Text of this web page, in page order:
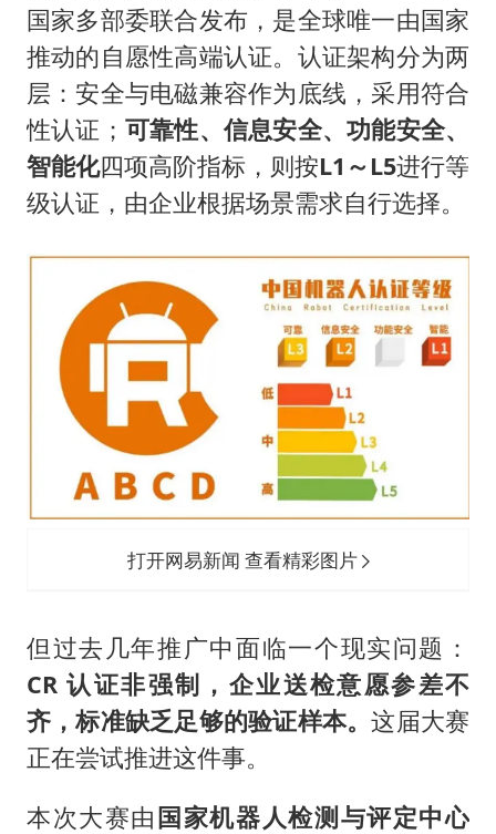
国家多部委联合发布，是全球唯一由国家
推动的自愿性高端认证。认证架构分为两
层：安全与电磁兼容作为底线，采用符合
性认证； 可靠性、信息安全、功能安全、
智能化四项高阶指标，则按L1～L5进行等
级认证，由企业根据场景需求自行选择。
打开网易新闻 查看精彩图片
但过去几年推广中面临一个现实问题：
CR 认证非强制，企业送检意愿参差不
齐，标准缺乏足够的验证样本。这届大赛
正在尝试推进这件事。
本次大赛由国家机器人检测与评定中心